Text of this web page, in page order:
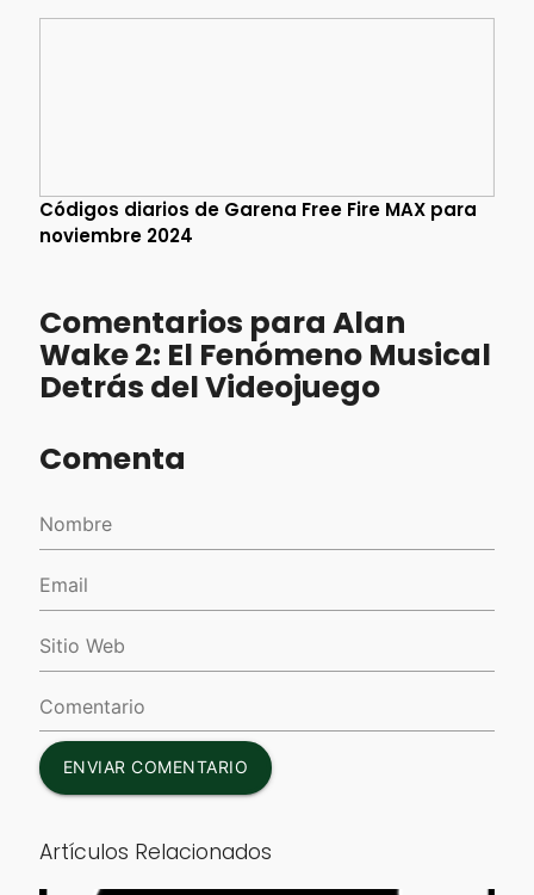
Códigos diarios de Garena Free Fire MAX para
noviembre 2024
Comentarios para Alan
Wake 2: El Fenómeno Musical
Detrás del Videojuego
Comenta
ENVIAR COMENTARIO
Artículos Relacionados